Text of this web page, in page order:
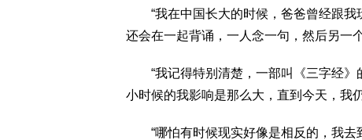
“我在中国长大的时候，爸爸曾经跟我
还会在一起背诵，一人念一句，然后另一
“我记得特别清楚，一部叫《三字经》
小时候的我影响是那么大，直到今天，我
“哪怕有时候现实好像是相反的，我去